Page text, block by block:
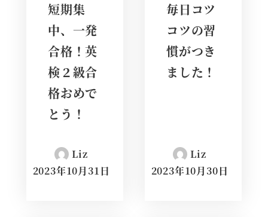
短期集
中、一発
合格！英
検２級合
格おめで
とう！
Liz
2023年10月31日
毎日コツ
コツの習
慣がつき
ました！
Liz
2023年10月30日